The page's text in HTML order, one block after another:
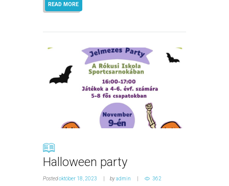
READ MORE
Halloween party
Postedoktóber 18, 2023 byadmin 362